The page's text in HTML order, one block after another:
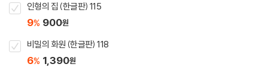
인형의 집 (한글판) 115
9% 900원
비밀의 화원 (한글판) 118
6% 1,390원